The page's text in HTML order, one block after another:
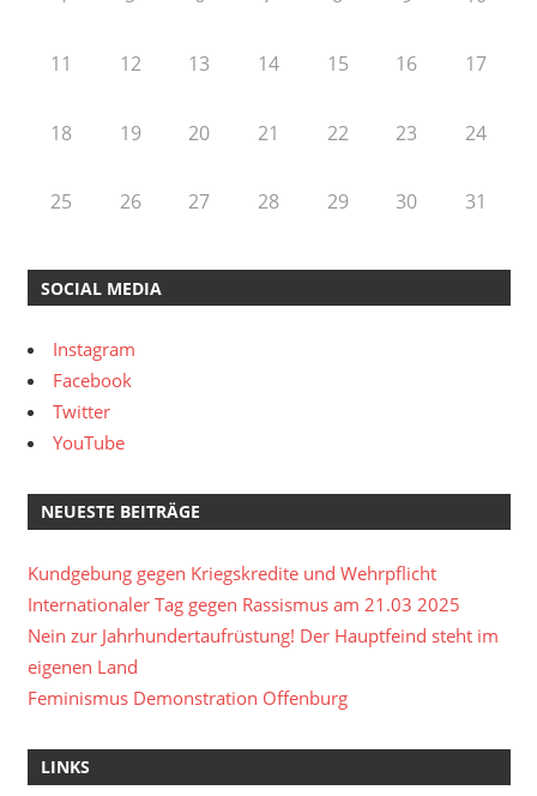
11 12 13 14 15 16 17
18 19 20 21 22 23 24
25 26 27 28 29 30 31
SOCIAL MEDIA
Instagram
Facebook
Twitter
YouTube
NEUESTE BEITRÄGE
Kundgebung gegen Kriegskredite und Wehrpflicht
Internationaler Tag gegen Rassismus am 21.03 2025
Nein zur Jahrhundertaufrüstung! Der Hauptfeind steht im
eigenen Land
Feminismus Demonstration Offenburg
LINKS